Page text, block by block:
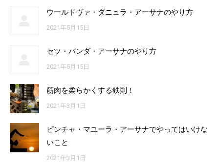
ウールドヴァ・ダニュラ・アーサナのやり方
2021年5月15日
セツ・バンダ・アーサナのやり方
2021年5月15日
筋肉を柔らかくする鉄則！
2021年3月1日
ピンチャ・マユーラ・アーサナでやってはいけな
いこと
2021年3月1日